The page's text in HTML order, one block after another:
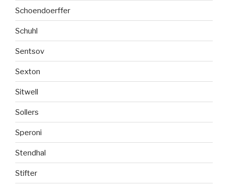
Schoendoerffer
Schuhl
Sentsov
Sexton
Sitwell
Sollers
Speroni
Stendhal
Stifter